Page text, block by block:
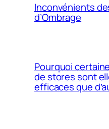
Inconvénients
d’Ombrage
Pourquoi
de stores sont
efficaces que